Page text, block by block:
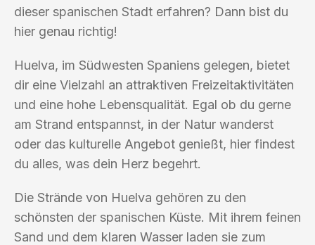
dieser spanischen Stadt erfahren? Dann bist du
hier genau richtig!
Huelva, im Südwesten Spaniens gelegen, bietet
dir eine Vielzahl an attraktiven Freizeitaktivitäten
und eine hohe Lebensqualität. Egal ob du gerne
am Strand entspannst, in der Natur wanderst
oder das kulturelle Angebot genießt, hier findest
du alles, was dein Herz begehrt.
Die Strände von Huelva gehören zu den
schönsten der spanischen Küste. Mit ihrem feinen
Sand und dem klaren Wasser laden sie zum